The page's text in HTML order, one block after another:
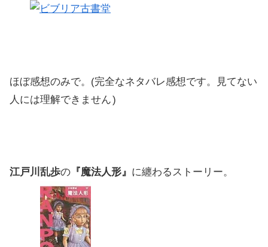
ほぼ感想のみで。(完全なネタバレ感想です。見てない
人には理解できません)
江戸川乱歩の 『魔法人形』 に纏わるストーリー。